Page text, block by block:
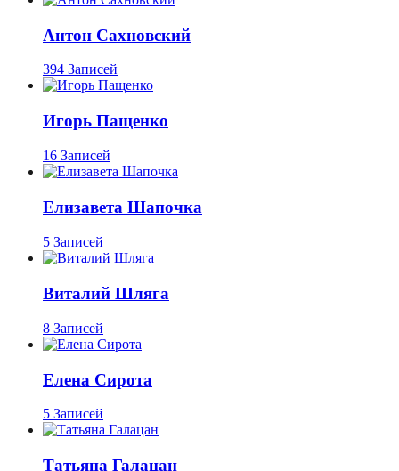
Антон Сахновский
394 Записей
Игорь Пащенко
16 Записей
Елизавета Шапочка
5 Записей
Виталий Шляга
8 Записей
Елена Сирота
5 Записей
Татьяна Галацан